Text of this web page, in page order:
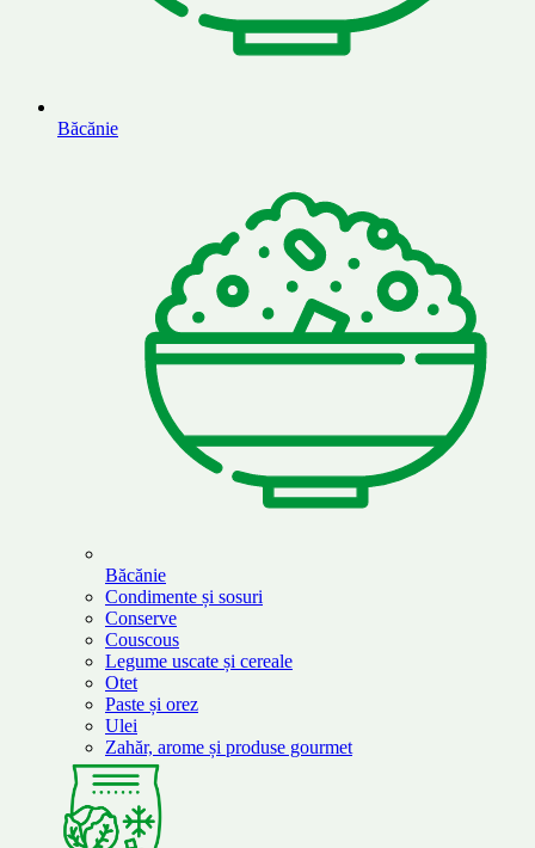
Băcănie
Băcănie
Condimente și sosuri
Conserve
Couscous
Legume uscate și cereale
Otet
Paste și orez
Ulei
Zahăr, arome și produse gourmet